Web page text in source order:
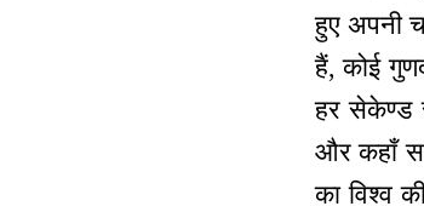
हुए अपनी
हैं, कोई
हर सेकेण्ड
और कहाँ
का विश्व